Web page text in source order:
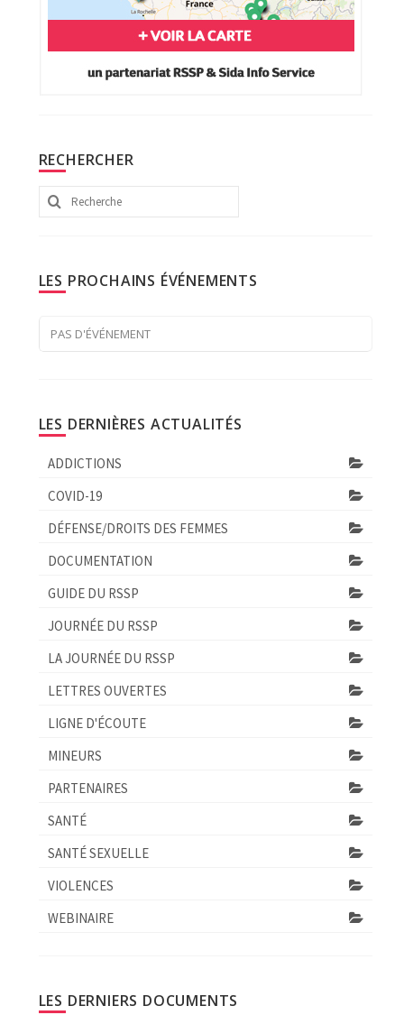
RECHERCHER
Rechercher
:
LES PROCHAINS ÉVÉNEMENTS
PAS D'ÉVÉNEMENT
LES DERNIÈRES ACTUALITÉS
ADDICTIONS
COVID-19
DÉFENSE/DROITS DES FEMMES
DOCUMENTATION
GUIDE DU RSSP
JOURNÉE DU RSSP
LA JOURNÉE DU RSSP
LETTRES OUVERTES
LIGNE D'ÉCOUTE
MINEURS
PARTENAIRES
SANTÉ
SANTÉ SEXUELLE
VIOLENCES
WEBINAIRE
LES DERNIERS DOCUMENTS